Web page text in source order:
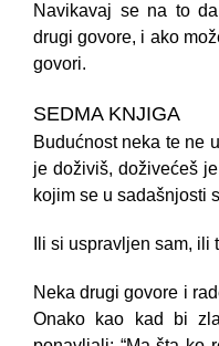
Navikavaj se na to
drugi govore, i ako
govori.
SEDMA KNJIGA
Budućnost neka te ne
je doživiš, doživećeš
kojim se u sadašnjosti
Ili si uspravljen sam, ili
Neka drugi govore i
Onako kao kad bi